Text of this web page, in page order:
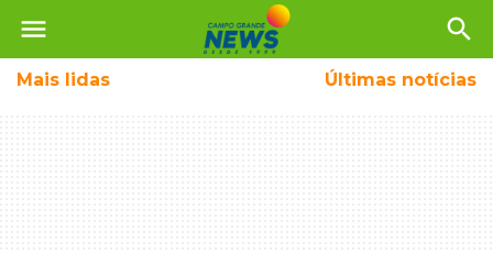
menu search
Mais lidas Últimas notícias